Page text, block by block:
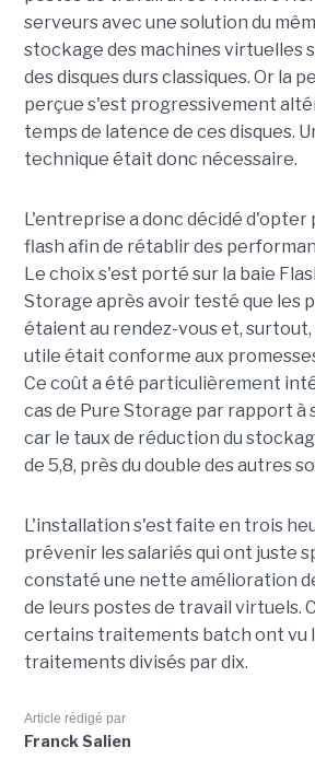
serveurs avec une solution du
stockage des machines virtuelles
des disques durs classiques. Or la
perçue s'est progressivement
temps de latence de ces disques.
technique était donc nécessaire.
L'entreprise a donc décidé d'opter
flash afin de rétablir des
Le choix s'est porté sur la baie
Storage après avoir testé que les
étaient au rendez-vous et, surtout,
utile était conforme aux
Ce coût a été particulièrement
cas de Pure Storage par rapport à
car le taux de réduction du
de 5,8, près du double des autres
L'installation s'est faite en trois
prévenir les salariés qui ont juste
constaté une nette amélioration
de leurs postes de travail virtuels.
certains traitements batch ont vu
traitements divisés par dix.
Article rédigé par
Franck Salien